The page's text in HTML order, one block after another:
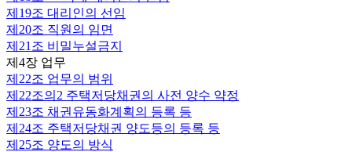
제19조 대리인의 선임
제20조 직원의 임면
제21조 비밀누설금지
제4장 업무
제22조 업무의 범위
제22조의2 주택저당채권의 사전 양수 약정
제23조 채권유동화계획의 등록 등
제24조 주택저당채권 양도등의 등록 등
제25조 양도의 방식